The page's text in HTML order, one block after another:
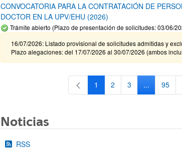
CONVOCATORIA PARA LA CONTRATACIÓN DE
DOCTOR EN LA UPV/EHU (2026)
Trámite abierto (Plazo de presentación de solicitudes: 03/06/
16/07/2026: Listado provisional de solicitudes admitidas y
Plazo alegaciones: del 17/07/2026 al 30/07/2026 (ambos
Página
1 Página
2 Página
3 ...Páginas
95
Noticias
RSS